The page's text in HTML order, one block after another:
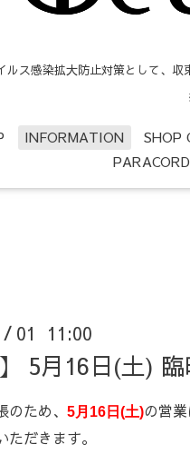
ルス感染拡大防止対策として、
INFORMATION SHOP
/ 01 11:00
】 5月16日(土)
ため、 5月16日(土)の営
ただきます。